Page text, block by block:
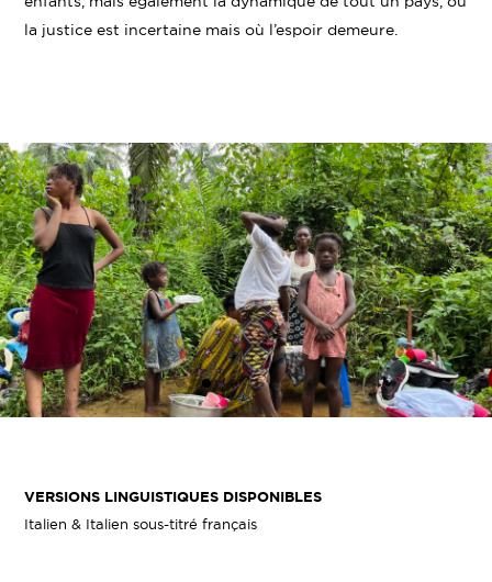
la justice est incertaine mais où l’espoir demeure.
VERSIONS LINGUISTIQUES DISPONIBLES
Italien & Italien sous-titré français